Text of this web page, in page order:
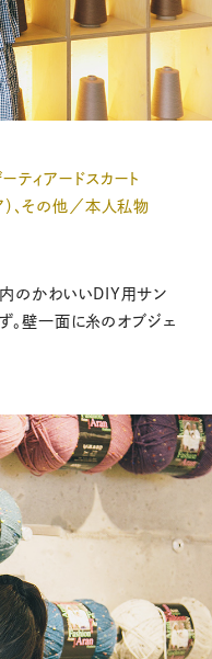
ティアードスカート
、その他／本人私物
のかわいいDIY用サン
。壁一面に糸のオブジェ